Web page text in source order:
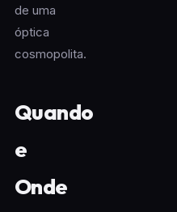
de uma
óptica
cosmopolita.
Quando
e
Onde